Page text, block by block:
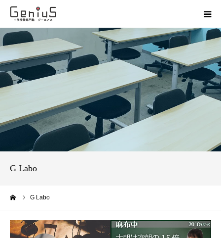
G Labo
G Labo
授業
志望校別特訓
模試
お問い合わせ